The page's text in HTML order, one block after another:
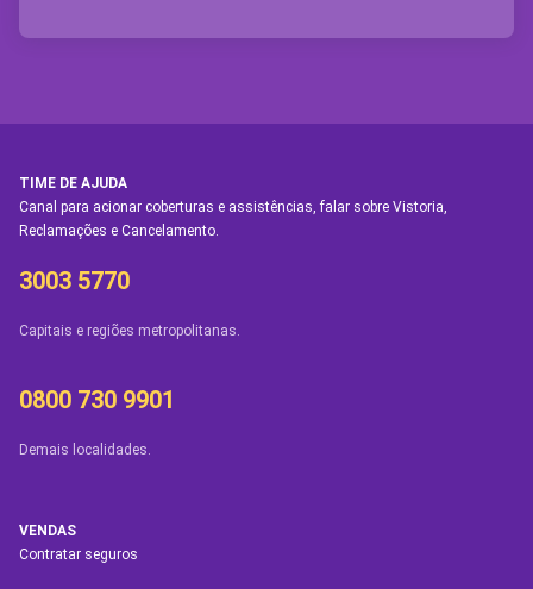
TIME DE AJUDA
Canal para acionar coberturas e assistências, falar sobre Vistoria,
Reclamações e Cancelamento.
3003 5770
Capitais e regiões metropolitanas.
0800 730 9901
Demais localidades.
VENDAS
Contratar seguros